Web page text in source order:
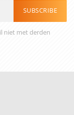
SUBSCRIBE
niet met derden